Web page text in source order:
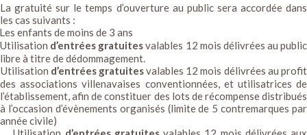
La gratuité sur le temps d’ouverture au public sera accordée dans
les cas suivants :
Les enfants de moins de 3 ans
Utilisation d’entrées gratuitesvalables 12 mois délivrées au public
libre à titre de dédommagement.
Utilisation d’entrées gratuitesvalables 12 mois délivrées au profit
des associations villenavaises conventionnées, et utilisatrices de
l’établissement, afin de constituer des lots de récompense distribués
à l’occasion d’évènements organisés (limite de 5 contremarques par
année civile)